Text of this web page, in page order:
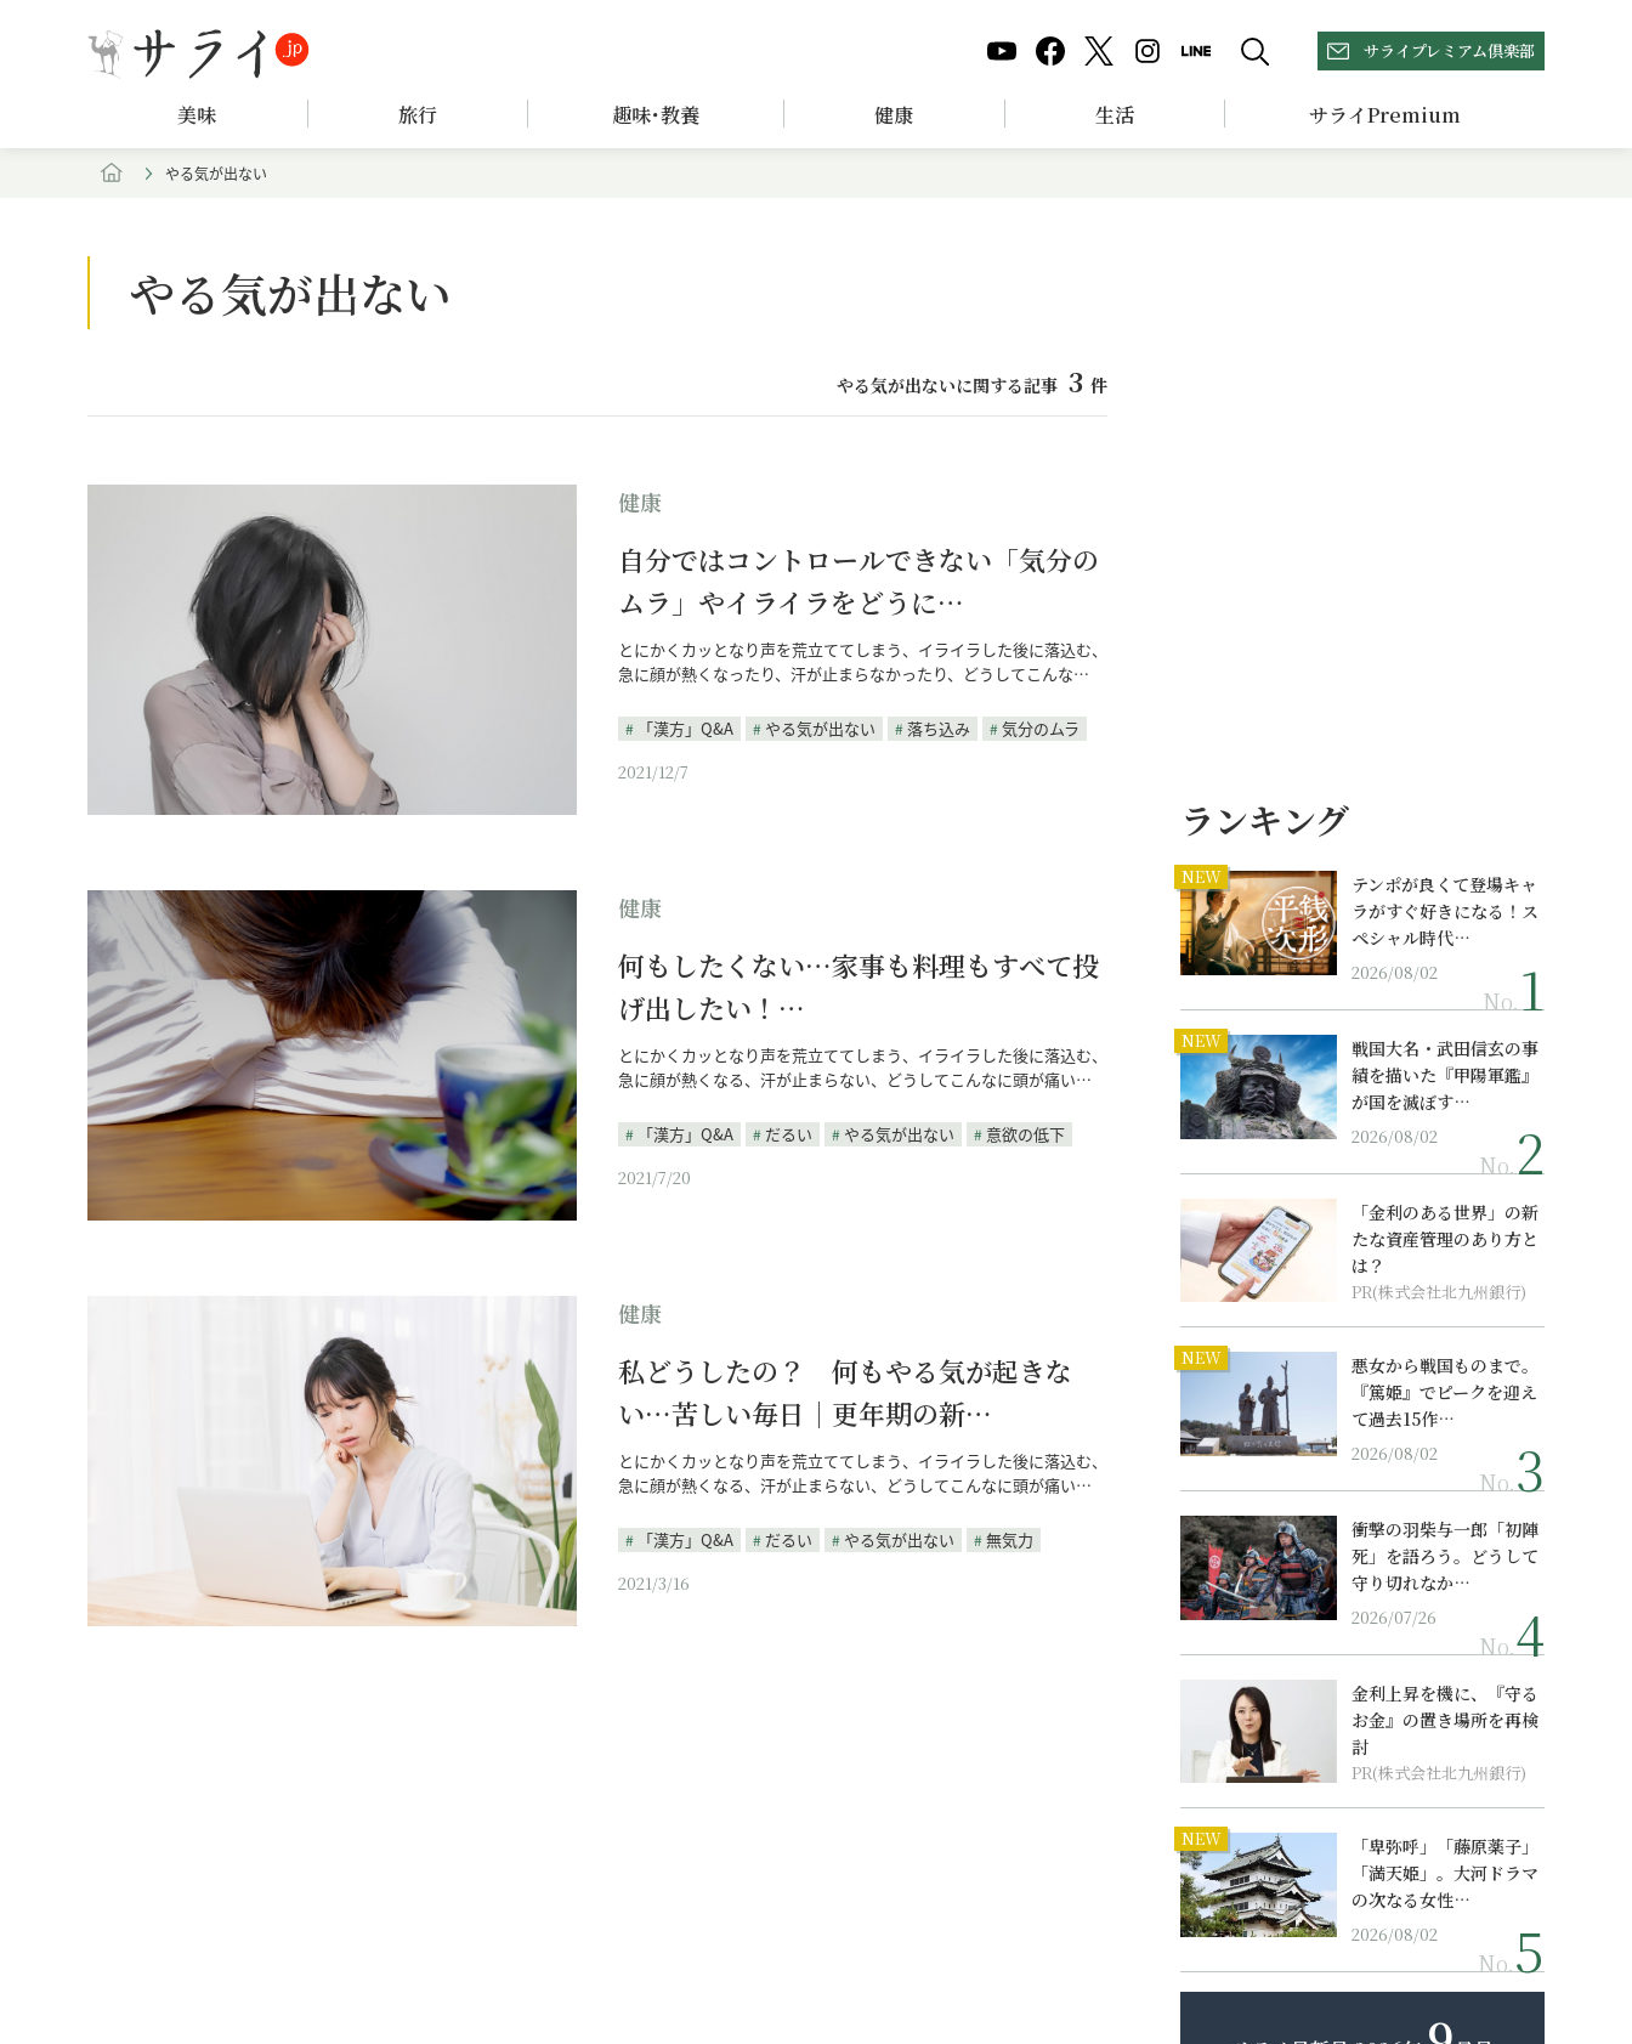
サライプレミアム倶楽部
美味 旅行 趣味･教養 健康 生活 サライPremium
やる気が出ない
やる気が出ない
やる気が出ないに関する記事 3 件
健康
自分ではコントロールできない「気分の
ムラ」やイライラをどうに…
とにかくカッとなり声を荒立ててしまう、イライラした後に落込む、
急に顔が熱くなったり、汗が止まらなかったり、どうしてこんな…
「漢方」Q&A やる気が出ない 落ち込み
気分のムラ
2021/12/7
健康
何もしたくない…家事も料理もすべて投
げ出したい！…
とにかくカッとなり声を荒立ててしまう、イライラした後に落込む、
急に顔が熱くなる、汗が止まらない、どうしてこんなに頭が痛い…
「漢方」Q&A だるい やる気が出ない
意欲の低下
2021/7/20
健康
私どうしたの？ 何もやる気が起きな
い…苦しい毎日｜更年期の新…
とにかくカッとなり声を荒立ててしまう、イライラした後に落込む、
急に顔が熱くなる、汗が止まらない、どうしてこんなに頭が痛い…
「漢方」Q&A だるい やる気が出ない
無気力
2021/3/16
ランキング
NEW
テンポが良くて登場キャ
ラがすぐ好きになる！ス
ペシャル時代…
2026/08/02
No.
NEW
戦国大名・武田信玄の事
績を描いた『甲陽軍鑑』
が国を滅ぼす…
2026/08/02
No.
「金利のある世界」の新
たな資産管理のあり方と
は？
PR(株式会社北九州銀行)
NEW
悪女から戦国ものまで。
『篤姫』でピークを迎え
て過去15作…
2026/08/02
No.
衝撃の羽柴与一郎「初陣
死」を語ろう。どうして
守り切れなか…
2026/07/26
No.
金利上昇を機に、『守る
お金』の置き場所を再検
討
PR(株式会社北九州銀行)
NEW
「卑弥呼」「藤原薬子」
「満天姫」。大河ドラマ
の次なる女性…
2026/08/02
No.